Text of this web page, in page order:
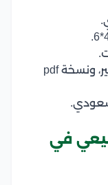
لدراسة الدكتوراه، شهادة الماجستير، ونسخة pdf
في